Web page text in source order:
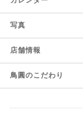
写真
店舗情報
鳥圓のこだわり